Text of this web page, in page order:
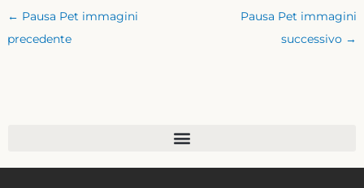
← Pausa Pet immagini
precedente
Pausa Pet immagini
successivo →